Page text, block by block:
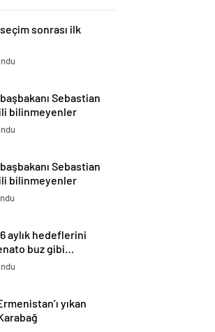
sonrası ilk
Sebastian
bilinmeyenler
Sebastian
bilinmeyenler
aylık hedeflerini
buz gibi…
yıkan